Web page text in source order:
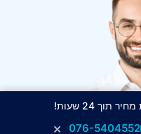
076-5404552
×